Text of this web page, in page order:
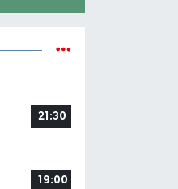
21:30
19:00